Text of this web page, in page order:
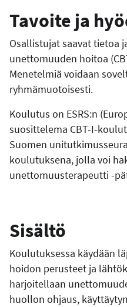
Tavoite ja
Osallistujat saavat tietoa
unettomuuden hoitoa
Menetelmiä voidaan
ryhmämuotoisesti.
Koulutus on ESRS:n
suosittelema CBT-I-
Suomen
koulutuksena, jolla voi
unettomuusterapeutti -
Sisältö
Koulutuksessa käydään
hoidon perusteet ja
harjoitellaan
huollon ohjaus,